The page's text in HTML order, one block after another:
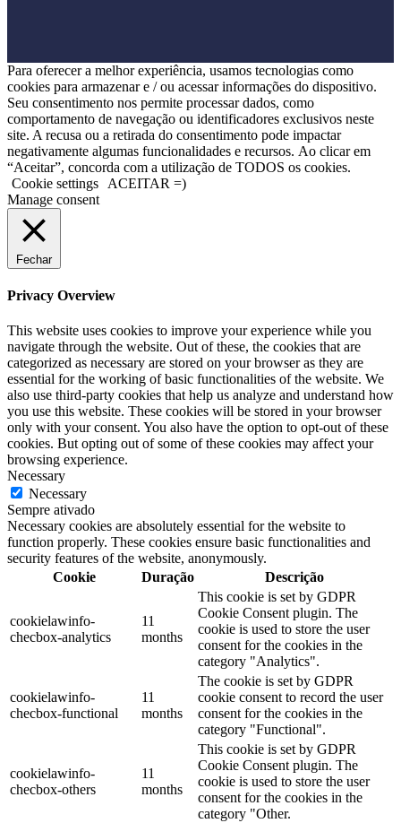
Para oferecer a melhor experiência, usamos tecnologias como
cookies para armazenar e / ou acessar informações do dispositivo.
Seu consentimento nos permite processar dados, como
comportamento de navegação ou identificadores exclusivos neste
site. A recusa ou a retirada do consentimento pode impactar
negativamente algumas funcionalidades e recursos. Ao clicar em
“Aceitar”, concorda com a utilização de TODOS os cookies.
Cookie settings
ACEITAR =)
Manage consent
Fechar
Privacy Overview
This website uses cookies to improve your experience while you
navigate through the website. Out of these, the cookies that are
categorized as necessary are stored on your browser as they are
essential for the working of basic functionalities of the website. We
also use third-party cookies that help us analyze and understand how
you use this website. These cookies will be stored in your browser
only with your consent. You also have the option to opt-out of these
cookies. But opting out of some of these cookies may affect your
browsing experience.
Necessary
Necessary
Sempre ativado
Necessary cookies are absolutely essential for the website to
function properly. These cookies ensure basic functionalities and
security features of the website, anonymously.
Cookie
Duração Descrição
cookielawinfo-
checbox-analytics
11
months
This cookie is set by GDPR
Cookie Consent plugin. The
cookie is used to store the user
consent for the cookies in the
category "Analytics".
cookielawinfo-
checbox-functional
11
months
The cookie is set by GDPR
cookie consent to record the user
consent for the cookies in the
category "Functional".
cookielawinfo-
checbox-others
11
months
This cookie is set by GDPR
Cookie Consent plugin. The
cookie is used to store the user
consent for the cookies in the
category "Other.